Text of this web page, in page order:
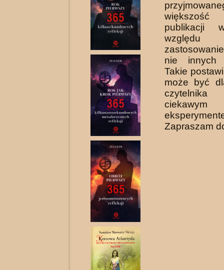
publikacji
nie innych
Takie
może być
czytelnika
ciekawym
Zapraszam